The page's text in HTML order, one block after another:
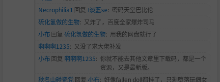
Necrophilia1 回复 I淡蓝se: 密码天堂巴比伦
硫化氢做的生物: 又炸了，百度全家爆炸司马
小布 回复 硫化氢做的生物: 用我的网盘就行了
啊啊啊1235: 又没了求大佬补发
小布 回复 啊啊啊1235: 你就不能去其他文章里下载码，都是一个
资源，又是最新版。
秋名山碰瓷党 回复 小布: 好像fallen doll都挂了，只剩堕落玩偶女